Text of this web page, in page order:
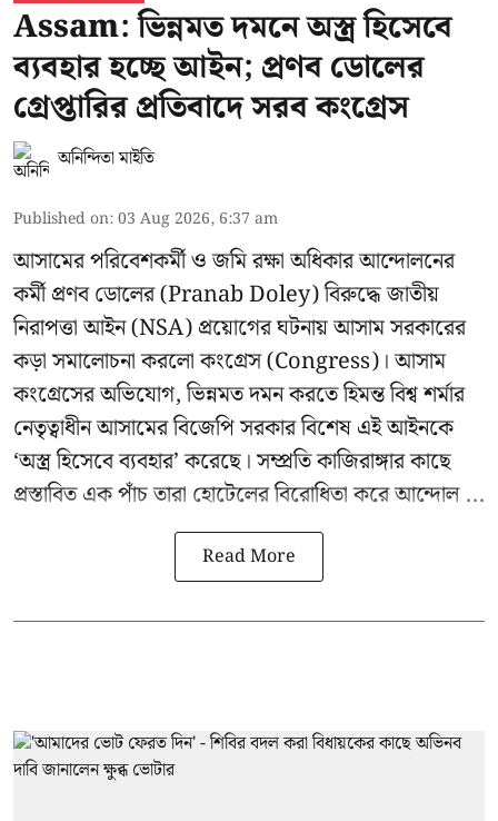
Assam: ভিন্নমত দমনে অস্ত্র হিসেবে
ব্যবহার হচ্ছে আইন; প্রণব ডোলের
গ্রেপ্তারির প্রতিবাদে সরব কংগ্রেস
অনিন্দিতা মাইতি
Published on:03 Aug 2026, 6:37 am
আসামের পরিবেশকর্মী ও জমি রক্ষা অধিকার আন্দোলনের
কর্মী প্রণব ডোলের (Pranab Doley) বিরুদ্ধে জাতীয়
নিরাপত্তা আইন (NSA) প্রয়োগের ঘটনায় আসাম সরকারের
কড়া সমালোচনা করলো কংগ্রেস (Congress)। আসাম
কংগ্রেসের অভিযোগ, ভিন্নমত দমন করতে হিমন্ত বিশ্ব শর্মার
নেতৃত্বাধীন আসামের বিজেপি সরকার বিশেষ এই আইনকে
‘অস্ত্র হিসেবে ব্যবহার’ করেছে। সম্প্রতি কাজিরাঙ্গার কাছে
প্রস্তাবিত এক পাঁচ তারা হোটেলের বিরোধিতা করে আন্দোল ...
Read More